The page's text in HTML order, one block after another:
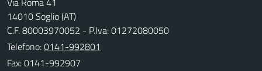
14010 Soglio (AT)
C.F. 80003970052 - P.Iva: 01272080050
Telefono:0141-992801
Fax: 0141-992907